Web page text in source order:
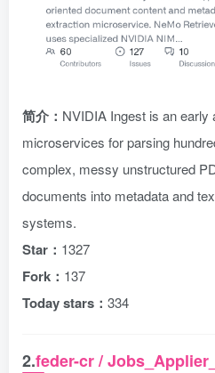
简介： NVIDIA Ingest is an early
microservices for parsing
complex, messy unstructured
documents into metadata and
systems.
Star： 1327
Fork： 137
Today stars： 334
2.feder-cr /